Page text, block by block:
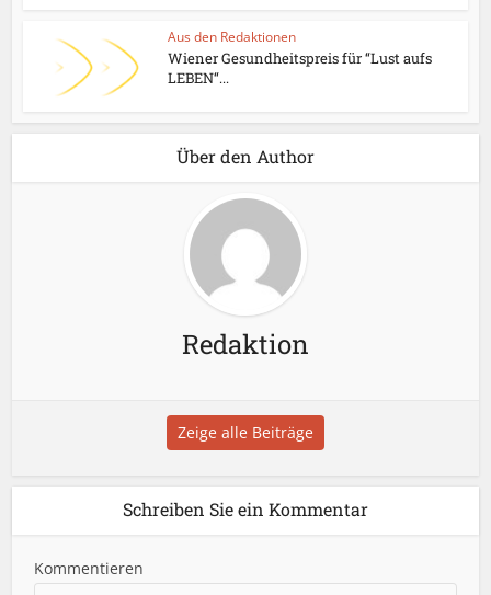
Aus den Redaktionen
Wiener Gesundheitspreis für “Lust aufs
LEBEN“...
Über den Author
Redaktion
Zeige alle Beiträge
Schreiben Sie ein Kommentar
Kommentieren